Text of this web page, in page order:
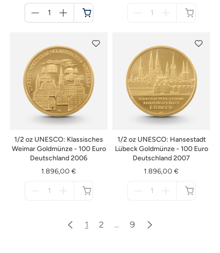
für
Warenkorb
1/2 oz UNESCO: Klassisches
Weimar Goldmünze - 100 Euro
Deutschland 2006
1.896,00 €
1/2 oz UNESCO: Hansestadt
Lübeck Goldmünze - 100 Euro
Deutschland 2007
1.896,00 €
1 2 ... 9